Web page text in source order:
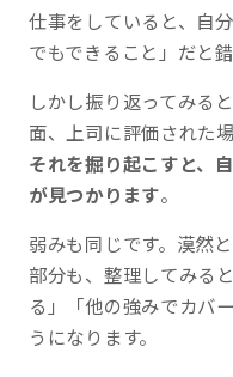
仕事をしていると、自
でもできること」だと
しかし振り返ってみる
面、上司に評価された
それを掘り起こすと、
が見つかります。
弱みも同じです。漠然
部分も、整理してみる
る」「他の強みでカバ
うになります。